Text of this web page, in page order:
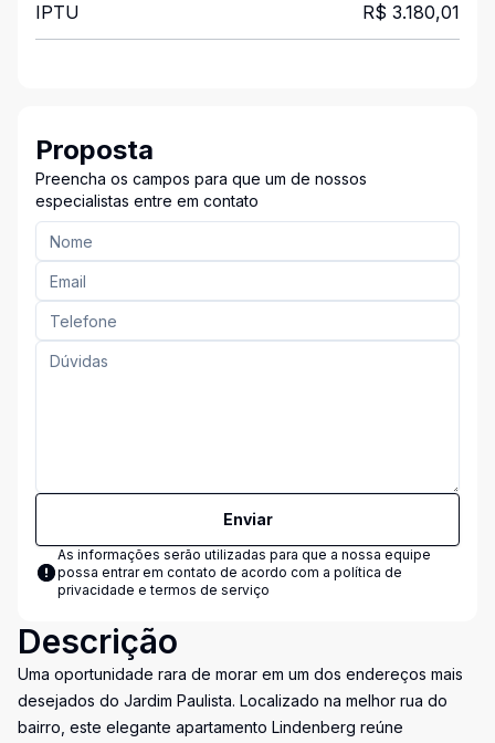
IPTU R$ 3.180,01
Proposta
Preencha os campos para que um de nossos
especialistas entre em contato
Enviar
As informações serão utilizadas para que a nossa equipe
possa entrar em contato de acordo com a política de
privacidade e termos de serviço
Descrição
Uma oportunidade rara de morar em um dos endereços mais
desejados do Jardim Paulista. Localizado na melhor rua do
bairro, este elegante apartamento Lindenberg reúne